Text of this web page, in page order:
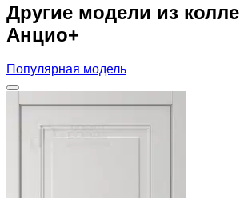
Другие модели из
Анцио+
Популярная модель